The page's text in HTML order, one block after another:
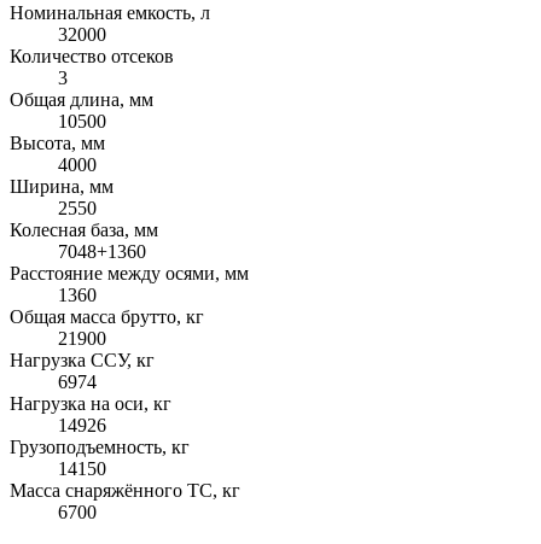
Номинальная емкость, л
32000
Количество отсеков
3
Общая длина, мм
10500
Высота, мм
4000
Ширина, мм
2550
Колесная база, мм
7048+1360
Расстояние между осями, мм
1360
Общая масса брутто, кг
21900
Нагрузка ССУ, кг
6974
Нагрузка на оси, кг
14926
Грузоподъемность, кг
14150
Масса снаряжённого ТС, кг
6700